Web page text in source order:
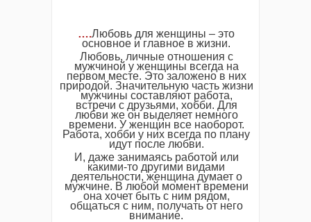
….Любовь для женщины – это
основное и главное в жизни.
Любовь, личные отношения с
мужчиной у женщины всегда на
первом месте. Это заложено в них
природой. Значительную часть жизни
мужчины составляют работа,
встречи с друзьями, хобби. Для
любви же он выделяет немного
времени. У женщин все наоборот.
Работа, хобби у них всегда по плану
идут после любви.
И, даже занимаясь работой или
какими-то другими видами
деятельности, женщина думает о
мужчине. В любой момент времени
она хочет быть с ним рядом,
общаться с ним, получать от него
внимание.